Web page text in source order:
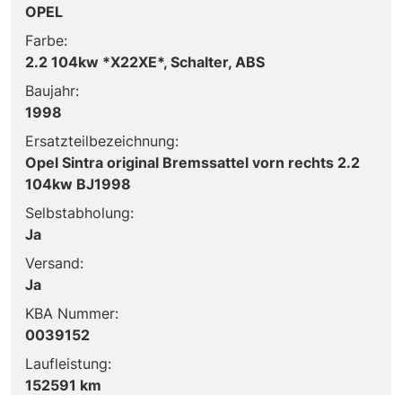
OPEL
Farbe:
2.2 104kw *X22XE*, Schalter, ABS
Baujahr:
1998
Ersatzteilbezeichnung:
Opel Sintra original Bremssattel vorn rechts 2.2
104kw BJ1998
Selbstabholung:
Ja
Versand:
Ja
KBA Nummer:
0039152
Laufleistung:
152591 km